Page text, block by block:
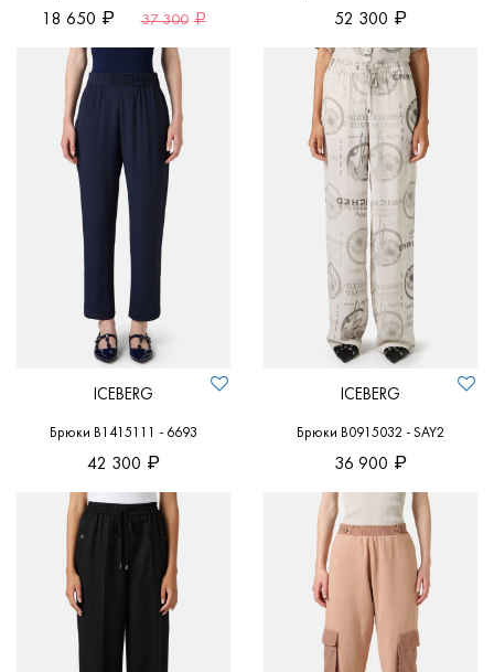
18 650 37 300 52 300
ICEBERG
Брюки B1415111 - 6693
42 300
ICEBERG
Брюки B0915032 - SAY2
36 900